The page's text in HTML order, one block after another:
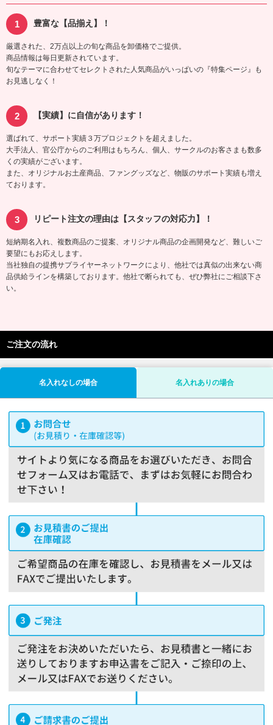
豊富な【品揃え】！
厳選された、2万点以上の旬な商品を卸価格でご提供。
商品情報は毎日更新されています。
旬なテーマに合わせてセレクトされた人気商品がいっぱいの『特集ページ』も
お見逃しなく！
【実績】に自信があります！
選ばれて、サポート実績３万プロジェクトを超えました。
大手法人、官公庁からのご利用はもちろん、個人、サークルのお客さまも数多
くの実績がございます。
また、オリジナルお土産商品、ファングッズなど、物販のサポート実績も増え
ております。
リピート注文の理由は【スタッフの対応力】！
短納期名入れ、複数商品のご提案、オリジナル商品の企画開発など、難しいご
要望にもお応えします。
当社独自の提携サプライヤーネットワークにより、他社では真似の出来ない商
品供給ラインを構築しております。他社で断られても、ぜひ弊社にご相談下さ
い。
ご注文の流れ
名入れなしの場合 名入れありの場合